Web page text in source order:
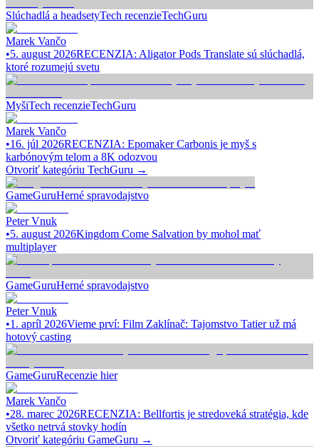
Slúchadlá a headsetyTech recenzieTechGuru
Marek Vančo
•5. august 2026RECENZIA: Aligator Pods Translate sú slúchadlá,
ktoré rozumejú svetu
MyšiTech recenzieTechGuru
Marek Vančo
•16. júl 2026RECENZIA: Epomaker Carbonis je myš s
karbónovým telom a 8K odozvou
Otvoriť kategóriu TechGuru →
GameGuruHerné spravodajstvo
Peter Vnuk
•5. august 2026Kingdom Come Salvation by mohol mať
multiplayer
GameGuruHerné spravodajstvo
Peter Vnuk
•1. apríl 2026Vieme prví: Film Zaklínač: Tajomstvo Tatier už má
hotový casting
GameGuruRecenzie hier
Marek Vančo
•28. marec 2026RECENZIA: Bellfortis je stredoveká stratégia, kde
všetko netrvá stovky hodín
Otvoriť kategóriu GameGuru →